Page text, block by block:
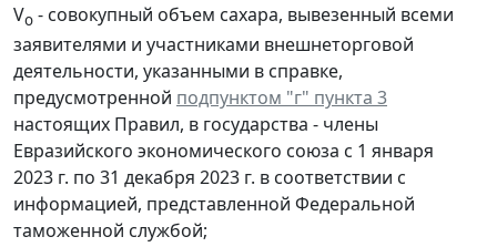
Vо - совокупный объем сахара, вывезенный всеми
заявителями и участниками внешнеторговой
деятельности, указанными в справке,
предусмотренной подпунктом "г" пункта 3
настоящих Правил, в государства - члены
Евразийского экономического союза с 1 января
2023 г. по 31 декабря 2023 г. в соответствии с
информацией, представленной Федеральной
таможенной службой;